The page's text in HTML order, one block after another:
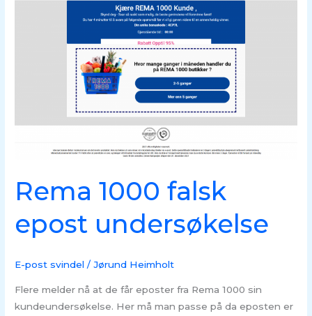
Rema 1000 falsk
epost undersøkelse
E-post svindel /Jørund Heimholt
Flere melder nå at de får eposter fra Rema 1000 sin
kundeundersøkelse. Her må man passe på da eposten er
undersøkelse